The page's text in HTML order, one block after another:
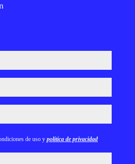
de uso y política de privacidad